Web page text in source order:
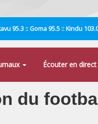
95.3 :: Goma 95.5 :: Kindu
Écouter en direct
du